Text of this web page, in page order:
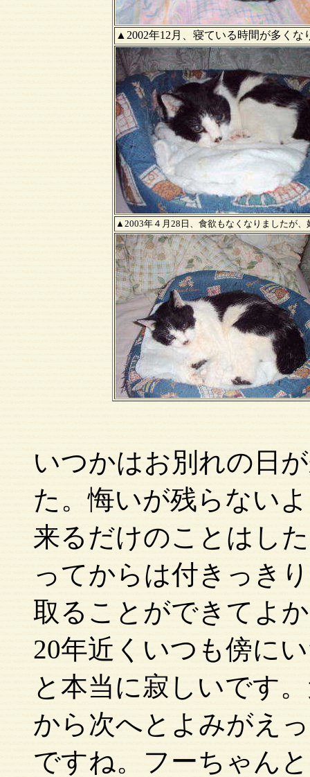
▲2002年12月、寝ている時間が多くな
▲2003年４月28日、食欲もなくなりましたが
いつかはお別れの日
た。悔いが残らない
来るだけのことはし
ってからは付きっき
取ることができてよ
20年近くいつも傍に
と本当に寂しいです
から次へとよみがえ
ですね。フーちゃん